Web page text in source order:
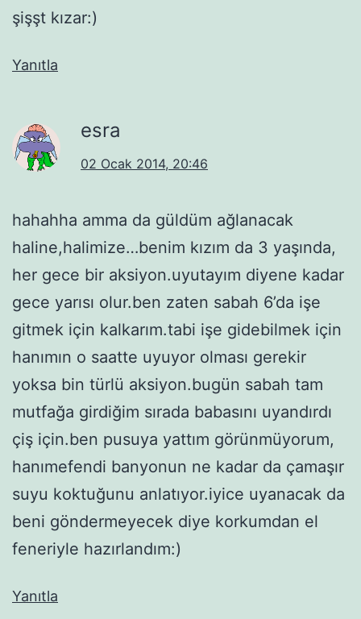
şişşt kızar:)
Yanıtla
esra
02 Ocak 2014, 20:46
hahahha amma da güldüm ağlanacak
haline,halimize…benim kızım da 3 yaşında,
her gece bir aksiyon.uyutayım diyene kadar
gece yarısı olur.ben zaten sabah 6’da işe
gitmek için kalkarım.tabi işe gidebilmek için
hanımın o saatte uyuyor olması gerekir
yoksa bin türlü aksiyon.bugün sabah tam
mutfağa girdiğim sırada babasını uyandırdı
çiş için.ben pusuya yattım görünmüyorum,
hanımefendi banyonun ne kadar da çamaşır
suyu koktuğunu anlatıyor.iyice uyanacak da
beni göndermeyecek diye korkumdan el
feneriyle hazırlandım:)
Yanıtla